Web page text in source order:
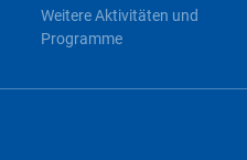
Weitere Aktivitäten und
Programme